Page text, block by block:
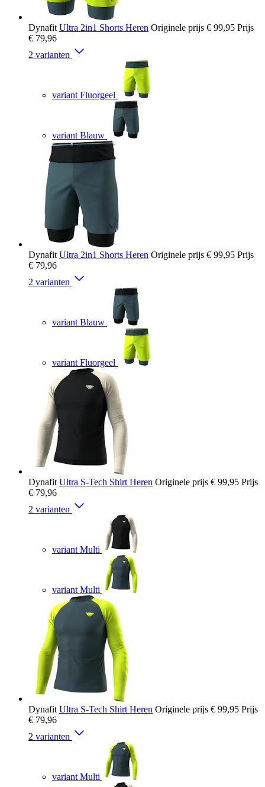
Dynafit Ultra 2in1 Shorts Heren Originele prijs € 99,95 Prijs
€ 79,96
2 varianten
variant Fluorgeel
variant Blauw
Dynafit Ultra 2in1 Shorts Heren Originele prijs € 99,95 Prijs
€ 79,96
2 varianten
variant Blauw
variant Fluorgeel
Dynafit Ultra S-Tech Shirt Heren Originele prijs € 99,95 Prijs
€ 79,96
2 varianten
variant Multi
variant Multi
Dynafit Ultra S-Tech Shirt Heren Originele prijs € 99,95 Prijs
€ 79,96
2 varianten
variant Multi